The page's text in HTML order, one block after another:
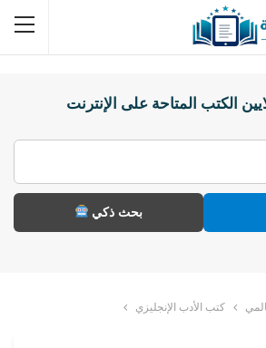
الكتب المتاحة على الإنترنت
بحث ذكي
كتب الأدب الإنجليزي